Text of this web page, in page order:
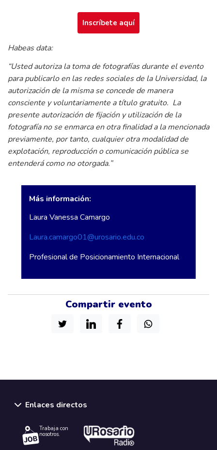
Más información:
Laura Vanessa Camargo
Laura.camargo01@urosario.edu.co
Profesional de Posicionamiento Internacional
Compartir evento
Inscríbete aquí
Habeas data:
“Usted autoriza la toma de fotografías durante el evento
para publicarlo en las redes sociales de la Universidad, la
autorización de la misma se concede de manera
consciente y voluntariamente a título gratuito. La
presente autorización de fijación y utilización de la
fotografía no se enmarca en otra finalidad a la mencionada
previamente, por tanto, cualquier otra modalidad de
explotación, reproducción o comunicación pública se
entenderá como no otorgada.”
Enlaces directos
Trabaja con
nosotros.